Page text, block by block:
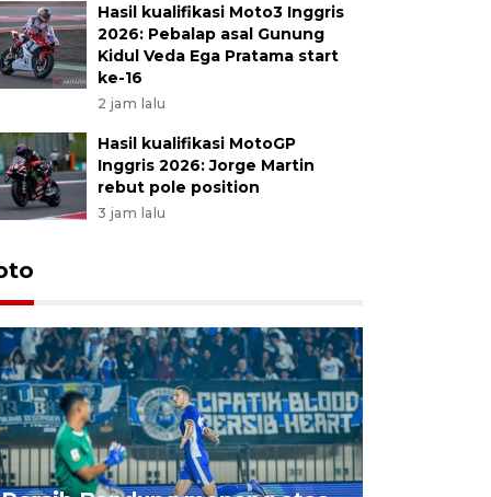
Hasil kualifikasi Moto3 Inggris
2026: Pebalap asal Gunung
Kidul Veda Ega Pratama start
ke-16
2 jam lalu
Hasil kualifikasi MotoGP
Inggris 2026: Jorge Martin
rebut pole position
3 jam lalu